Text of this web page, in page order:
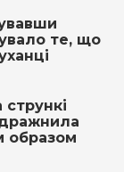
те, що
образом